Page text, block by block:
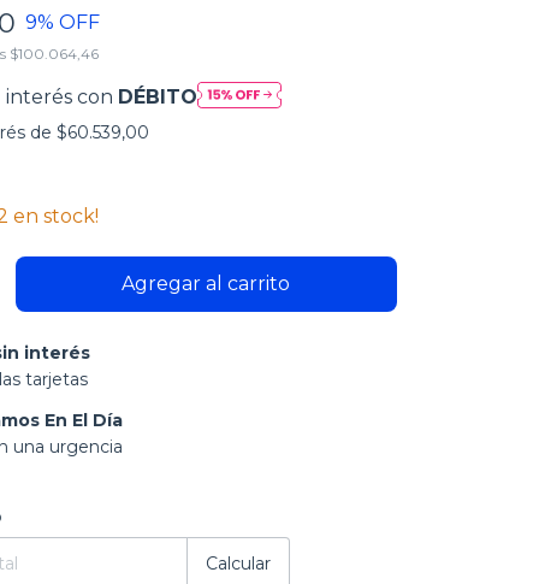
9% OFF
$100.064,46
interés con DÉBITO
de $60.539,00
en stock!
interés
tarjetas
En El Día
una urgencia
Calcular